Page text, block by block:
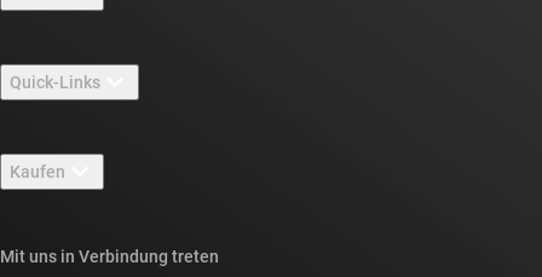
Stellenangebote
Newsroom
Veranstaltungen
Quick-Links
TI E2E™-Design-Support-Foren
Querverweis-Suche
Kaufen
Mit uns in Verbindung treten